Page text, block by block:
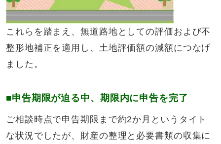
これらを踏まえ、無道路地としての評価および不
整形地補正を適用し、土地評価額の減額につなげ
ました。
■申告期限が迫る中、期限内に申告を完了
ご相談時点で申告期限まで約2か月というタイト
な状況でしたが、財産の整理と必要書類の収集に